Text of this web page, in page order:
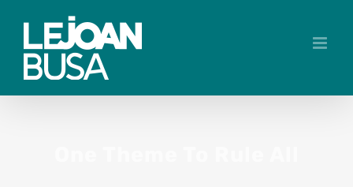
content